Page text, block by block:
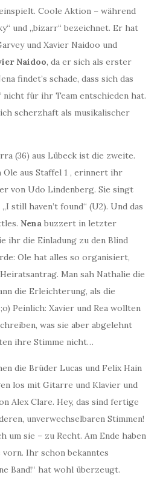
Coole Aktion – während
und „bizarr“ bezeichnet. Er hat
und Xavier Naidoo und
Naidoo, da er sich als erster
findet’s schade, dass sich das
nicht für ihr Team entschieden hat.
scherzhaft als musikalischer
(36) aus Lübeck ist die zweite.
Ole aus Staffel 1 , erinnert ihr
von Udo Lindenberg. Sie singt
still haven’t found“ (U2). Und das
Nena buzzert in letzter
ihr die Einladung zu den Blind
Ole hat alles so organisiert,
Man sah Nathalie die
die Erleichterung, als die
Peinlich: Xavier und Rea wollten
was sie aber abgelehnt
ihre Stimme nicht…
die Brüder Lucas und Felix Hain
los mit Gitarre und Klavier und
Alex Clare. Hey, das sind fertige
unverwechselbaren Stimmen!
um sie – zu Recht. Am Ende haben
vorn. Ihr schon bekanntes
Band!“ hat wohl überzeugt.